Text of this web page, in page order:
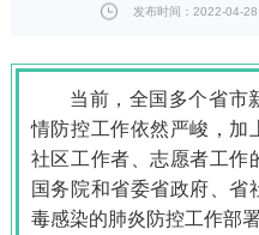
发布时间：2022-04-28
当前，全国多个省市
情防控工作依然严峻，加
社区工作者、志愿者工作
国务院和省委省政府、省
毒感染的肺炎防控工作部